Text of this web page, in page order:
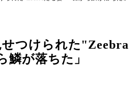
つけられた"Zeebra
鱗が落ちた」